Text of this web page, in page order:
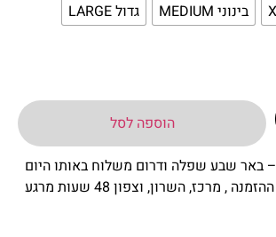
בינוני MEDIUM
גדול LARGE
הוספה לסל
– באר שבע שפלה ודרום משלוח באותו היום
או 24 שעות מרגע ההזמנה , מרכז, השרון, וצפון 48 שעות מרגע